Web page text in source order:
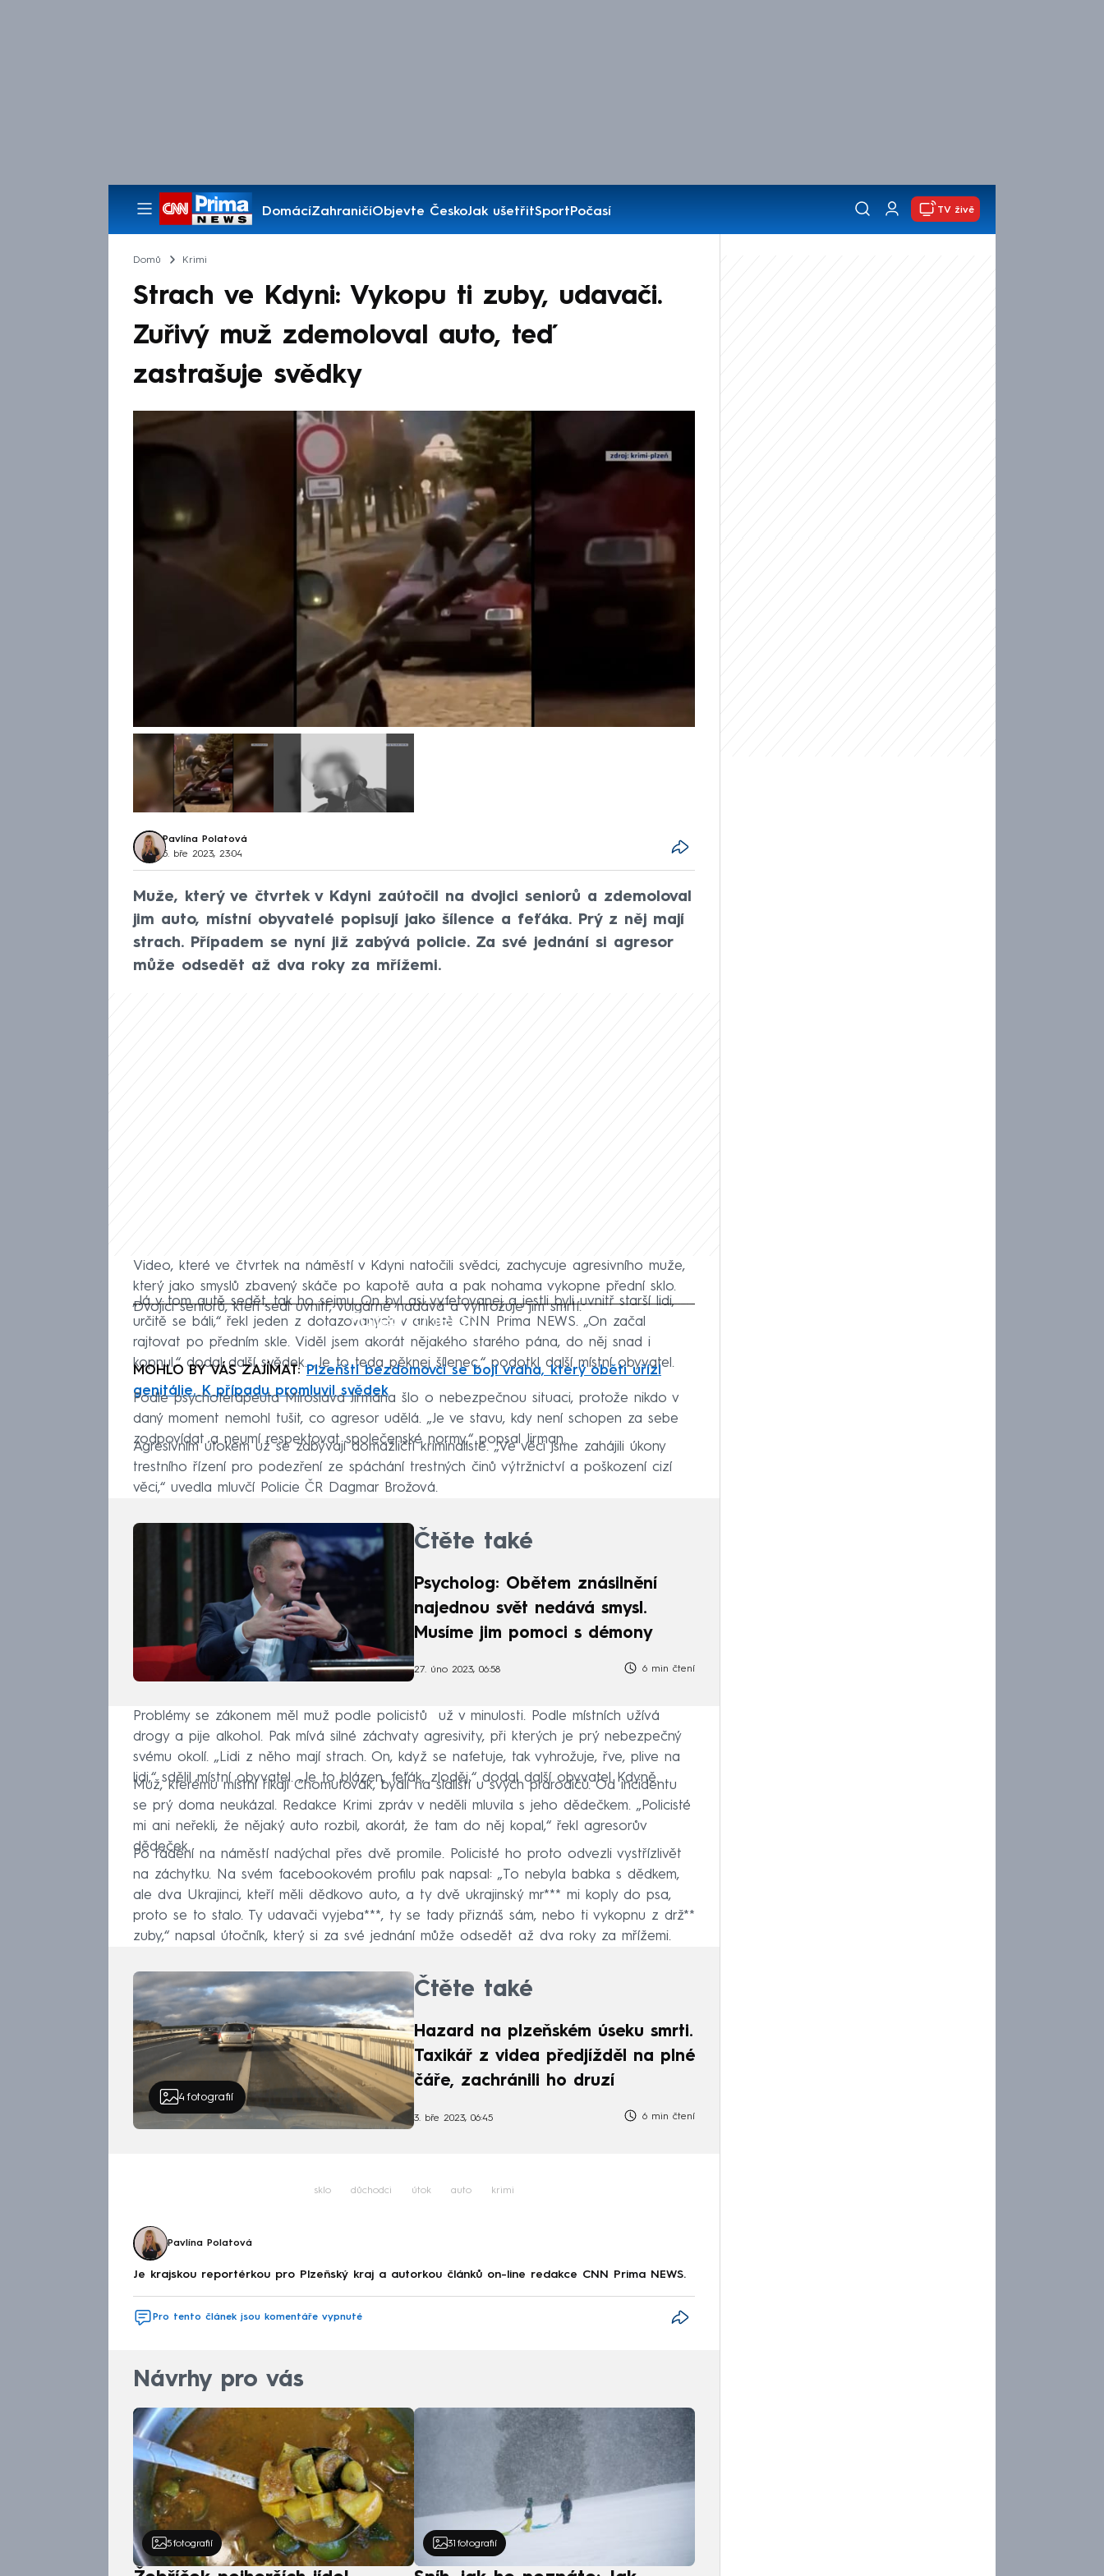
DomácíZahraničíObjevte ČeskoJak ušetřitSportPočasí
Pořady
TV živě
Domů Krimi
Strach ve Kdyni: Vykopu ti zuby, udavači.
Zuřivý muž zdemoloval auto, teď
zastrašuje svědky
Pavlína Polatová
5. bře 2023, 23:04
Muže, který ve čtvrtek v Kdyni zaútočil na dvojici seniorů a zdemoloval
jim auto, místní obyvatelé popisují jako šílence a feťáka. Prý z něj mají
strach. Případem se nyní již zabývá policie. Za své jednání si agresor
může odsedět až dva roky za mřížemi.
Video, které ve čtvrtek na náměstí v Kdyni natočili svědci, zachycuje agresivního muže,
který jako smyslů zbavený skáče po kapotě auta a pak nohama vykopne přední sklo.
Dvojici seniorů, kteří sedí uvnitř, vulgárně nadává a vyhrožuje jim smrtí.
Failed to fetch
„Já v tom autě sedět, tak ho sejmu. On byl asi vyfetovanej a jestli byli uvnitř starší lidi,
určitě se báli,“ řekl jeden z dotazovaných v anketě CNN Prima NEWS. „On začal
rajtovat po předním skle. Viděl jsem akorát nějakého starého pána, do něj snad i
kopnul,“ dodal další svědek. „Je to teda pěknej šílenec,“ podotkl další místní obyvatel.
MOHLO BY VÁS ZAJÍMAT:Plzeňští bezdomovci se bojí vraha, který oběti uřízl
genitálie. K případu promluvil svědek
Podle psychoterapeuta Miroslava Jirmana šlo o nebezpečnou situaci, protože nikdo v
daný moment nemohl tušit, co agresor udělá. „Je ve stavu, kdy není schopen za sebe
zodpovídat a neumí respektovat společenské normy,“ popsal Jirman.
Agresivním útokem už se zabývají domažličtí kriminalisté. „Ve věci jsme zahájili úkony
trestního řízení pro podezření ze spáchání trestných činů výtržnictví a poškození cizí
věci,“ uvedla mluvčí Policie ČR Dagmar Brožová.
Čtěte také
Psycholog: Obětem znásilnění
najednou svět nedává smysl.
Musíme jim pomoci s démony
27. úno 2023, 06:58 6 min čtení
Problémy se zákonem měl muž podle policistů už v minulosti. Podle místních užívá
drogy a pije alkohol. Pak mívá silné záchvaty agresivity, při kterých je prý nebezpečný
svému okolí. „Lidi z něho mají strach. On, když se nafetuje, tak vyhrožuje, řve, plive na
lidi,“ sdělil místní obyvatel. „Je to blázen, feťák, zloděj,“ dodal další obyvatel Kdyně.
Muž, kterému místní říkají Chomutovák, bydlí na sídlišti u svých prarodičů. Od incidentu
se prý doma neukázal. Redakce Krimi zpráv v neděli mluvila s jeho dědečkem. „Policisté
mi ani neřekli, že nějaký auto rozbil, akorát, že tam do něj kopal,“ řekl agresorův
dědeček.
Po řádění na náměstí nadýchal přes dvě promile. Policisté ho proto odvezli vystřízlivět
na záchytku. Na svém facebookovém profilu pak napsal: „To nebyla babka s dědkem,
ale dva Ukrajinci, kteří měli dědkovo auto, a ty dvě ukrajinský mr*** mi koply do psa,
proto se to stalo. Ty udavači vyjeba***, ty se tady přiznáš sám, nebo ti vykopnu z drž**
zuby,“ napsal útočník, který si za své jednání může odsedět až dva roky za mřížemi.
4 fotografií
Čtěte také
Hazard na plzeňském úseku smrti.
Taxikář z videa předjížděl na plné
čáře, zachránili ho druzí
3. bře 2023, 06:45 6 min čtení
sklo důchodci útok auto krimi
Pavlína Polatová
Je krajskou reportérkou pro Plzeňský kraj a autorkou článků on-line redakce CNN Prima NEWS.
Pro tento článek jsou komentáře vypnuté
Návrhy pro vás
5 fotografií 31 fotografií